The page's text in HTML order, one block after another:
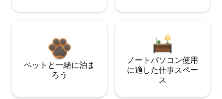
ペットと一緒に泊ま
ろう
ノートパソコン使用
に適した仕事スペー
ス